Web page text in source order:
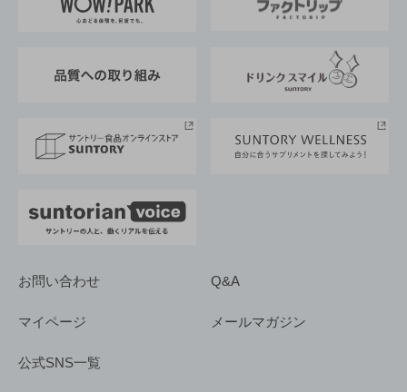
地域情報
サントリーサンバーズ大阪
サントリーが考えるサステナビリティ経営
企業概要
採用情報
お問い合わせ Q&A
マイページ メールマガジン
公式SNS一覧